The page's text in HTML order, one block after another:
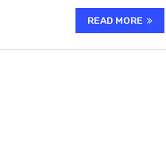
READ MORE